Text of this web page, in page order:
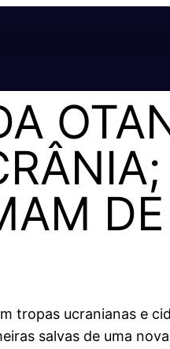
tropas ucranianas e
salvas de uma